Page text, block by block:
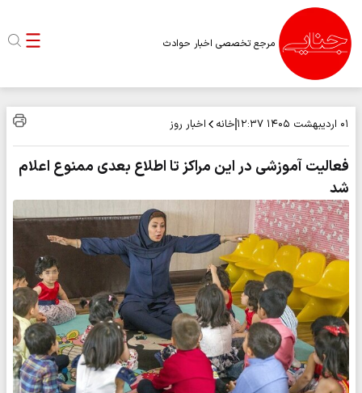
مرجع تخصصی اخبار حوادث
۰۱ اردیبهشت ۱۴۰۵ ۱۲:۳۷ خانه اخبار روز
فعالیت آموزشی در این مراکز تا اطلاع بعدی ممنوع اعلام
شد